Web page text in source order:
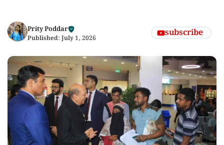
Prity Poddar
Published: July 1, 2026 subscribe